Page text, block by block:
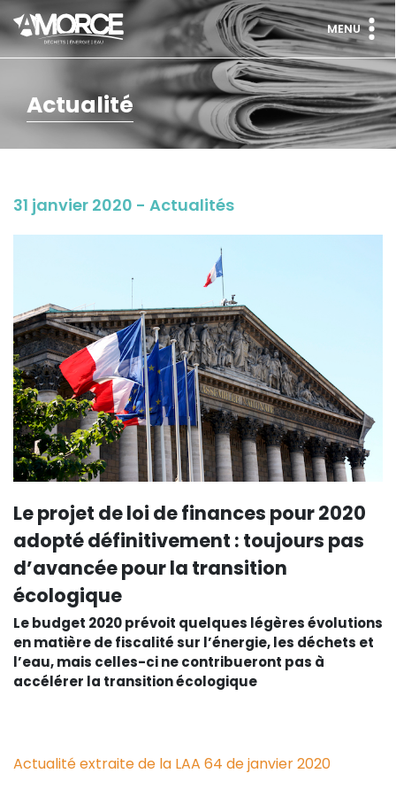
MENU
Actualité
31 janvier 2020 - Actualités
Le projet de loi de finances pour 2020
adopté définitivement : toujours pas
d’avancée pour la transition
écologique
Le budget 2020 prévoit quelques légères évolutions
en matière de fiscalité sur l’énergie, les déchets et
l’eau, mais celles-ci ne contribueront pas à
accélérer la transition écologique
Actualité extraite de la LAA 64 de janvier 2020